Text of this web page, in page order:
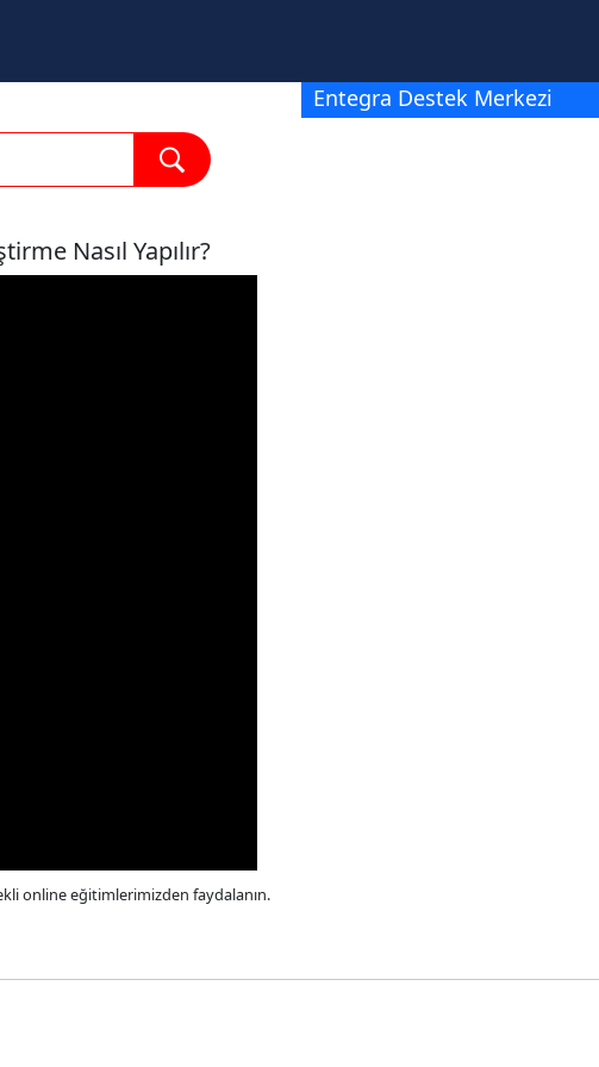
Entegra Destek Merkezi
Nasıl Yapılır?
online eğitimlerimizden faydalanın.